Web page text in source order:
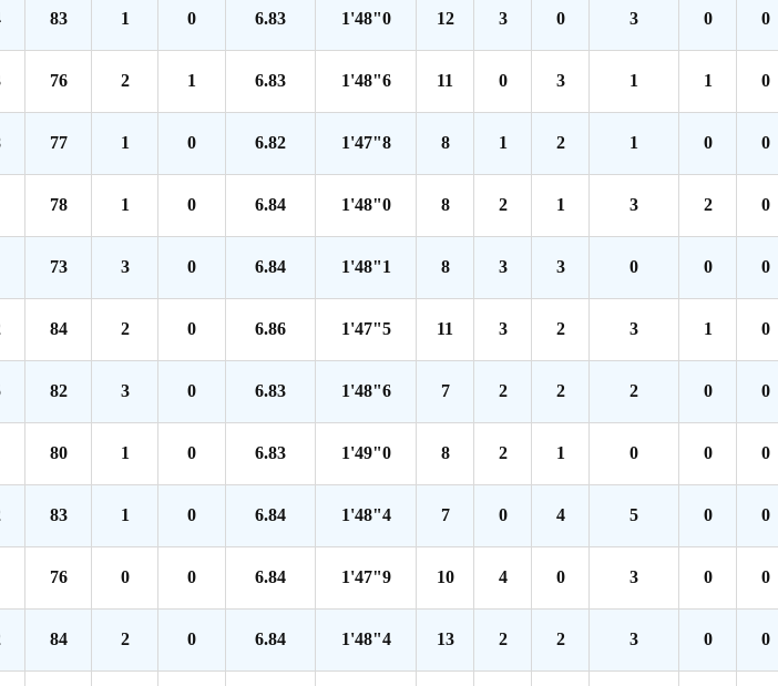
83 1 0 6.83 1'48"0 12 3 0 3 0 0
76 2 1 6.83 1'48"6 11 0 3 1 1 0
77 1 0 6.82 1'47"8 8 1 2 1 0 0
78 1 0 6.84 1'48"0 8 2 1 3 2 0
73 3 0 6.84 1'48"1 8 3 3 0 0 0
84 2 0 6.86 1'47"5 11 3 2 3 1 0
82 3 0 6.83 1'48"6 7 2 2 2 0 0
80 1 0 6.83 1'49"0 8 2 1 0 0 0
83 1 0 6.84 1'48"4 7 0 4 5 0 0
76 0 0 6.84 1'47"9 10 4 0 3 0 0
84 2 0 6.84 1'48"4 13 2 2 3 0 0